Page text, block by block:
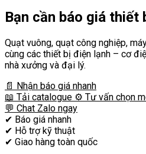
Bạn cần báo giá thiết
Quạt vuông, quạt công nghiệp,
cùng các thiết bị điện lạnh – cơ
nhà xưởng và đại lý.
📄 Nhận báo giá nhanh
📖 Tải catalogue ⚙️ Tư vấn chọn
💬 Chat Zalo ngay
✔ Báo giá nhanh
✔ Hỗ trợ kỹ thuật
✔ Giao hàng toàn quốc